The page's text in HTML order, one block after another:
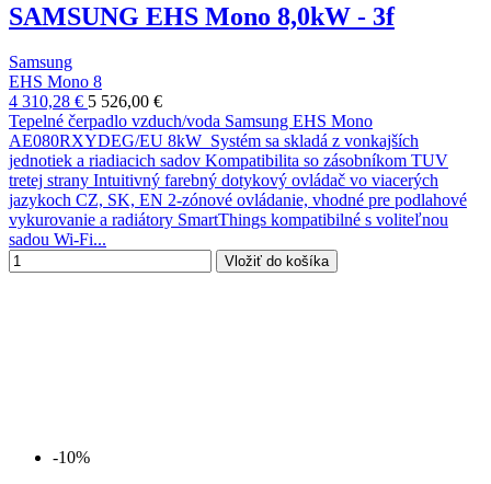
SAMSUNG EHS Mono 8,0kW - 3f
Samsung
EHS Mono 8
4 310,28 € 5 526,00 €
Tepelné čerpadlo vzduch/voda Samsung EHS Mono
AE080RXYDEG/EU 8kW Systém sa skladá z vonkajších
jednotiek a riadiacich sadov Kompatibilita so zásobníkom TUV
tretej strany Intuitivný farebný dotykový ovládač vo viacerých
jazykoch CZ, SK, EN 2-zónové ovládanie, vhodné pre podlahové
vykurovanie a radiátory SmartThings kompatibilné s voliteľnou
sadou Wi-Fi...
Vložiť do košíka
-10%